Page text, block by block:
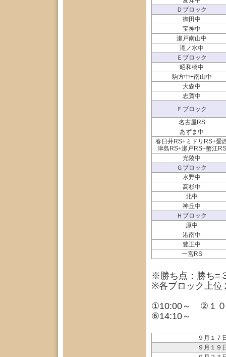
Ｄブロック
御田中
宝神中
瀬戸南山中
滝ノ水中
Ｅブロック
昭和橋中
駒方中+南山中
大森中
志賀中
Ｆブロック
名古屋RS
あずま中
春日井RS+ミドリRS+愛
津島RS+瀬戸RS+蟹江RS
光陵中
Ｇブロック
水野中
高杉中
北中
神丘中
Ｈブロック
原中
港南中
豊正中
一宮RS
※勝ち点：勝ち=
※各ブロック上位
①10:00～ ②１
⑥14:10～
９月１７
９月１９